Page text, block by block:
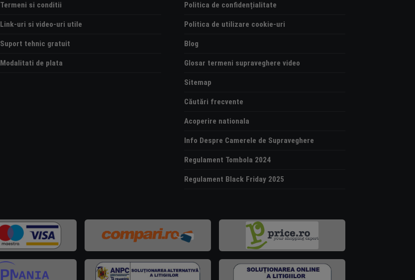
Termeni si conditii
Link-uri si video-uri utile
Suport tehnic gratuit
Modalitati de plata
Politica de confidențialitate
Politica de utilizare cookie-uri
Blog
Glosar termeni supraveghere video
Sitemap
Căutări frecvente
Acoperire nationala
Info Despre Camerele de Supraveghere
Regulament Tombola 2024
Regulament Black Friday 2025